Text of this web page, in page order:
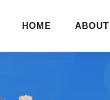
HOME